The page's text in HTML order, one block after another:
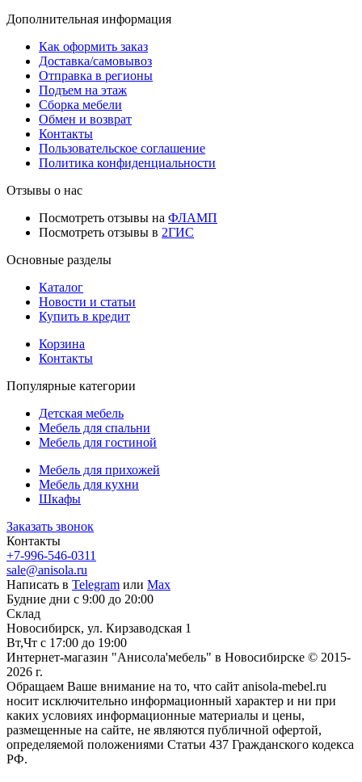
Дополнительная информация
Как оформить заказ
Доставка/самовывоз
Отправка в регионы
Подъем на этаж
Сборка мебели
Обмен и возврат
Контакты
Пользовательское соглашение
Политика конфиденциальности
Отзывы о нас
Посмотреть отзывы на ФЛАМП
Посмотреть отзывы в 2ГИС
Основные разделы
Каталог
Новости и статьи
Купить в кредит
Корзина
Контакты
Популярные категории
Детская мебель
Мебель для спальни
Мебель для гостиной
Мебель для прихожей
Мебель для кухни
Шкафы
Заказать звонок
Контакты
+7-996-546-0311
sale@anisola.ru
Написать в Telegram или Max
Будние дни с 9:00 до 20:00
Склад
Новосибирск, ул. Кирзаводская 1
Вт,Чт с 17:00 до 19:00
Интернет-магазин "Анисола'мебель" в Новосибирске © 2015-
2026 г.
Обращаем Ваше внимание на то, что сайт anisola-mebel.ru
носит исключительно информационный характер и ни при
каких условиях информационные материалы и цены,
размещенные на сайте, не являются публичной офертой,
определяемой положениями Статьи 437 Гражданского кодекса
РФ.